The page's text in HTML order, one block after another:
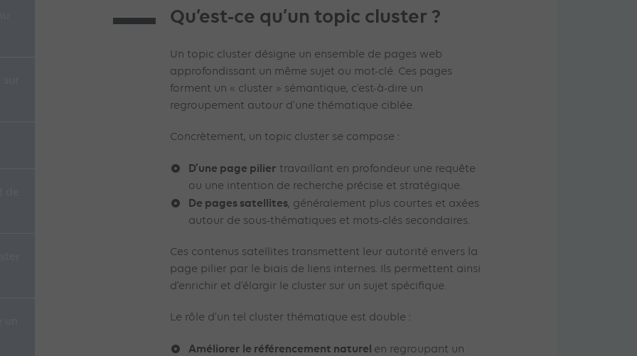
Qu’est-ce qu’un topic cluster ?
Un topic cluster désigne un ensemble de pages web
approfondissant un même sujet ou mot-clé. Ces pages
forment un « cluster » sémantique, c’est-à-dire un
regroupement autour d’une thématique ciblée.
Concrètement, un topic cluster se compose :
D’une page pilier travaillant en profondeur une requête
ou une intention de recherche précise et stratégique.
De pages satellites, généralement plus courtes et axées
autour de sous-thématiques et mots-clés secondaires.
Ces contenus satellites transmettent leur autorité envers la
page pilier par le biais de liens internes. Ils permettent ainsi
d’enrichir et d’élargir le cluster sur un sujet spécifique.
Le rôle d’un tel cluster thématique est double :
Améliorer le référencement naturel en regroupant un